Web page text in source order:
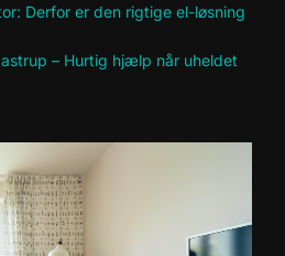
Derfor er den rigtige el-løsning
– Hurtig hjælp når uheldet